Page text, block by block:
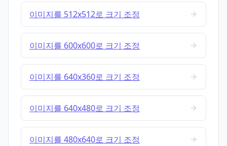
이미지를 512x512로 크기 조정
이미지를 600x600로 크기 조정
이미지를 640x360로 크기 조정
이미지를 640x480로 크기 조정
이미지를 480x640로 크기 조정